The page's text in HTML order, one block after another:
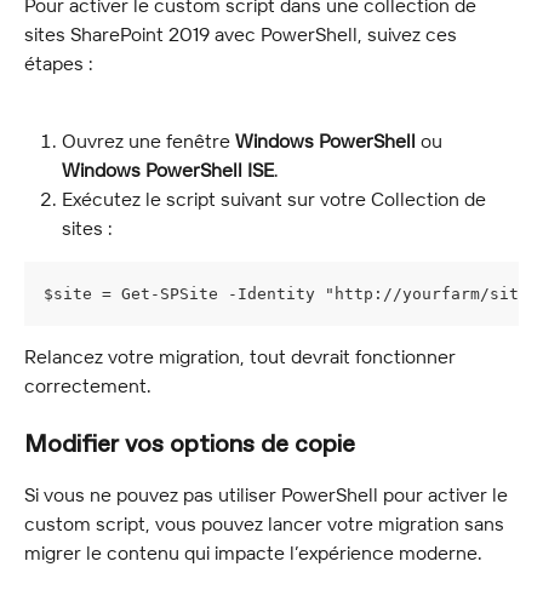
sites SharePoint 2019 avec PowerShell, suivez ces
étapes :
Ouvrez une fenêtre Windows PowerShell ou
Windows PowerShell ISE.
Exécutez le script suivant sur votre Collection de
sites :
$site = Get-SPSite -Identity "http://yourfarm/sites/
Relancez votre migration, tout devrait fonctionner
correctement.
Modifier vos options de copie
Si vous ne pouvez pas utiliser PowerShell pour activer le
custom script, vous pouvez lancer votre migration sans
migrer le contenu qui impacte l’expérience moderne.